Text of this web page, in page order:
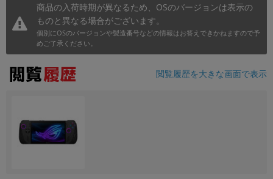
商品の入荷時期が異なるため、OSのバージョンは表示の
ものと異なる場合がございます。
個別にOSのバージョンや製造番号などの情報はお答えできかねますので予
めご了承ください。
閲覧履歴を大きな画面で表示